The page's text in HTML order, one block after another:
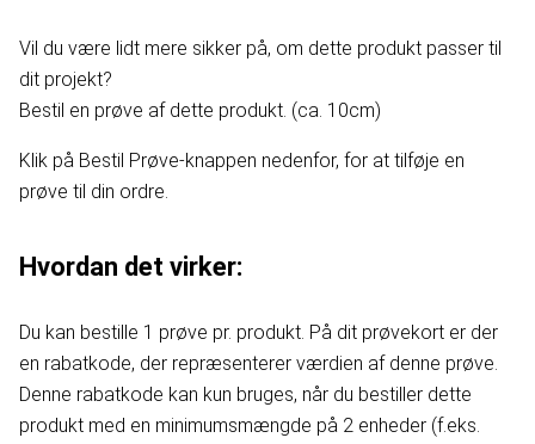
Vil du være lidt mere sikker på, om dette produkt passer til
dit projekt?
Bestil en prøve af dette produkt. (ca. 10cm)
Klik på Bestil Prøve-knappen nedenfor, for at tilføje en
prøve til din ordre.
Hvordan det virker:
Du kan bestille 1 prøve pr. produkt. På dit prøvekort er der
en rabatkode, der repræsenterer værdien af denne prøve.
Denne rabatkode kan kun bruges, når du bestiller dette
produkt med en minimumsmængde på 2 enheder (f.eks.